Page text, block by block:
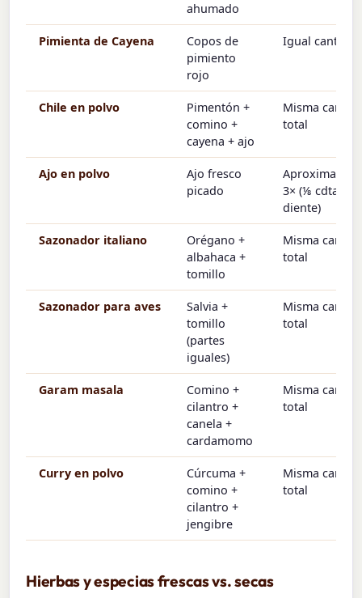
ahumado
Pimienta de Cayena
Copos de
pimiento
rojo
Igual cantidad
Chile en polvo
Pimentón +
comino +
cayena + ajo
Misma
total
Ajo en polvo
Ajo fresco
picado
3× (⅛ cdta ≈ 1
diente)
Sazonador italiano
Orégano +
albahaca +
tomillo
Misma
total
Sazonador para aves
Salvia +
tomillo
(partes
iguales)
Misma
total
Garam masala
Comino +
cilantro +
canela +
cardamomo
Misma
total
Curry en polvo
Cúrcuma +
comino +
cilantro +
jengibre
Misma
total
Hierbas y especias frescas vs. secas